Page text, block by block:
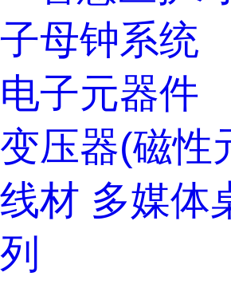
子母钟系统
电子元器件
变压器(磁性
线材 多媒体
列